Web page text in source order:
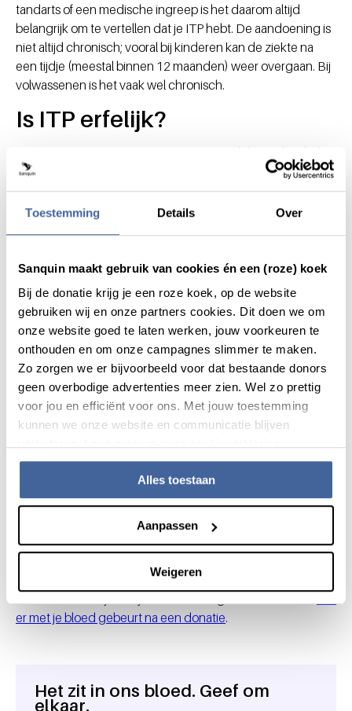
Toestemming Details Over
Sanquin maakt gebruik van cookies én een (roze) koek
Bij de donatie krijg je een roze koek, op de website
gebruiken wij en onze partners cookies. Dit doen we om
onze website goed te laten werken, jouw voorkeuren te
onthouden en om onze campagnes slimmer te maken.
Zo zorgen we er bijvoorbeeld voor dat bestaande donors
geen overbodige advertenties meer zien. Wel zo prettig
voor jou en efficiënt voor ons. Met jouw toestemming
kunnen we onze website en communicatie blijven
Alles toestaan
Aanpassen
Weigeren
tandarts of een medische ingreep is het daarom altijd
belangrijk om te vertellen dat je ITP hebt. De aandoening is
niet altijd chronisch; vooral bij kinderen kan de ziekte na
een tijdje (meestal binnen 12 maanden) weer overgaan. Bij
volwassenen is het vaak wel chronisch.
Is ITP erfelijk?
ITP is een auto-immuunziekte en is niet erfelijk. Je hoeft dus
niet bang te zijn dat je het doorgeeft aan je kind. De ziekte
treedt vooral op bij jonge kinderen, en ontstaat soms na een
virusinfectie. Meestal is er geen duidelijk aanwijsbare reden.
ITP behandeling
Zodra je de diagnose ITP krijgt, kom je meestal onder
behandeling bij de afdeling hematologie. Kinderen worden
soms alleen in de gaten gehouden, omdat de ziekte vaak
vanzelf verdwijnt en behandeling niet nodig is. Een deel
van de kinderen wordt behandeld met immunoglobuline,
antistoffen uit donorplasma. Het verwijderen van de milt via
een operatie kan verlichting geven, maar je kunt gevoeliger
worden voor sommige infecties. Immuunremmers worden
soms gegeven.
Jouw plasma of bloed kan
kinderen helpen genezen
van ITP
Uit bloedplasma van bloed- en plasmadonaties worden
behandeld. Daarom zijn we dankbaar als je donor wilt
er met je bloed gebeurt na een donatie.
Algemene informatie
Het zit in ons bloed. Geef om
elkaar.